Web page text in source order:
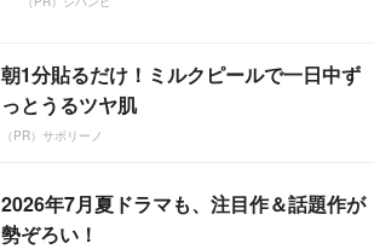
朝1分貼るだけ！ミルクピールで一日中ず
っとうるツヤ肌
（PR）サボリーノ
2026年7月夏ドラマも、注目作＆話題作が
勢ぞろい！